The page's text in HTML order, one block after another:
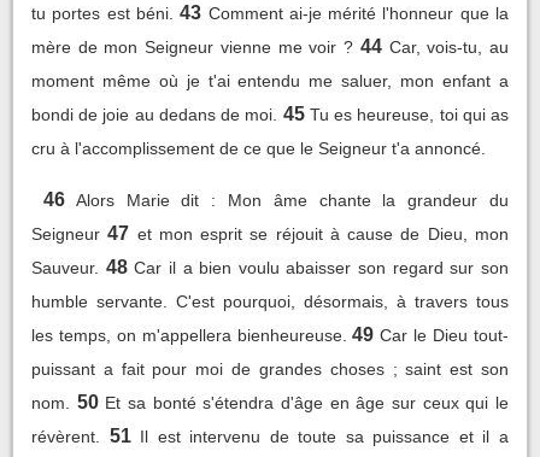
tu portes est béni. 43 Comment ai-je mérité l'honneur que la
mère de mon Seigneur vienne me voir ? 44 Car, vois-tu, au
moment même où je t'ai entendu me saluer, mon enfant a
bondi de joie au dedans de moi. 45 Tu es heureuse, toi qui as
cru à l'accomplissement de ce que le Seigneur t'a annoncé.
46 Alors Marie dit : Mon âme chante la grandeur du
Seigneur 47 et mon esprit se réjouit à cause de Dieu, mon
Sauveur. 48 Car il a bien voulu abaisser son regard sur son
humble servante. C'est pourquoi, désormais, à travers tous
les temps, on m'appellera bienheureuse. 49 Car le Dieu tout-
puissant a fait pour moi de grandes choses ; saint est son
nom.
50 Et sa bonté s'étendra d'âge en âge sur ceux qui le
révèrent.
51 Il est intervenu de toute sa puissance et il a